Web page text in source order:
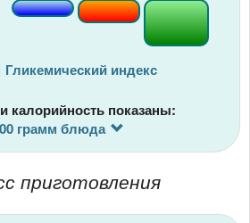
Гликемический индекс
калорийность показаны:
грамм блюда
приготовления